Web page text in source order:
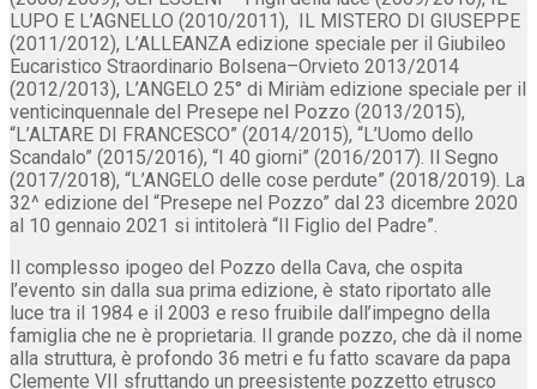
LUPO E L’AGNELLO (2010/2011), IL MISTERO DI GIUSEPPE
(2011/2012), L’ALLEANZA edizione speciale per il Giubileo
Eucaristico Straordinario Bolsena–Orvieto 2013/2014
(2012/2013), L’ANGELO 25° di Miriàm edizione speciale per il
venticinquennale del Presepe nel Pozzo (2013/2015),
“L’ALTARE DI FRANCESCO” (2014/2015), “L’Uomo dello
Scandalo” (2015/2016), “I 40 giorni” (2016/2017). Il Segno
(2017/2018), “L’ANGELO delle cose perdute” (2018/2019). La
32^ edizione del “Presepe nel Pozzo” dal 23 dicembre 2020
al 10 gennaio 2021 si intitolerà “Il Figlio del Padre”.
Il complesso ipogeo del Pozzo della Cava, che ospita
l’evento sin dalla sua prima edizione, è stato riportato alle
luce tra il 1984 e il 2003 e reso fruibile dall’impegno della
famiglia che ne è proprietaria. Il grande pozzo, che dà il nome
alla struttura, è profondo 36 metri e fu fatto scavare da papa
Clemente VII sfruttando un preesistente pozzetto etrusco